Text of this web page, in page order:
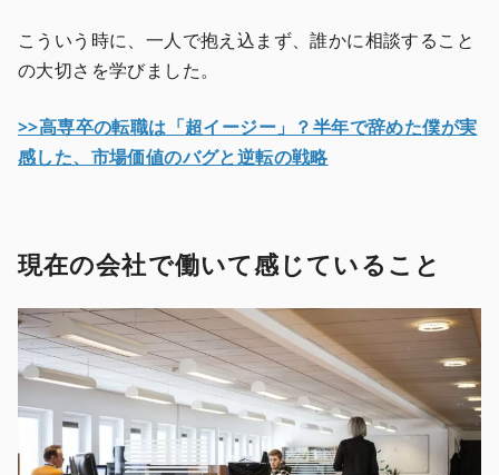
こういう時に、一人で抱え込まず、誰かに相談すること
の大切さを学びました。
>>高専卒の転職は「超イージー」？半年で辞めた僕が実
感した、市場価値のバグと逆転の戦略
現在の会社で働いて感じていること